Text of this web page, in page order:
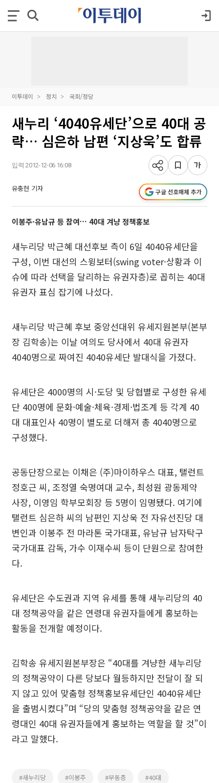
이투데이 정치 국회/정당
새누리 ‘4040유세단’으로 40대 공
략… 심은하 남편 ‘지상욱’도 합류
입력 2012-12-06 16:08
유충현 기자 구글 선호매체 추가
이봉주·유남규 등 참여… 40대 겨냥 정책홍보
새누리당 박근혜 대선후보 측이 6일 4040유세단을
구성, 이번 대선의 스윙보터(swing voter·상황과 이
슈에 따라 선택을 달리하는 유권자층)로 꼽히는 40대
유권자 표심 잡기에 나섰다.
새누리당 박근혜 후보 중앙선대위 유세지원본부(본부
장 김학송)는 이날 여의도 당사에서 40대 유권자
4040명으로 짜여진 4040유세단 발대식을 가졌다.
유세단은 4000명의 시·도당 및 당협별로 구성한 유세
단 400명에 문화·예술·체육·경제·법조계 등 각계 40
대 대표인사 40명이 별도로 더해져 총 4040명으로
구성했다.
공동단장으로는 이채은 (주)마이하우스 대표, 탤런트
정호근 씨, 조정열 숙명여대 교수, 최성원 광동제약
사장, 이영임 학부모회장 등 5명이 임명됐다. 여기에
탤런트 심은하 씨의 남편인 지상욱 전 자유선진당 대
변인과 이봉주 전 마라톤 국가대표, 유남규 남자탁구
국가대표 감독, 가수 이재수씨 등이 단원으로 참여한
다.
유세단은 수도권과 지역 유세를 통해 새누리당의 40
대 정책공약을 같은 연령대 유권자들에게 홍보하는
활동을 전개할 예정이다.
김학송 유세지원본부장은 “40대를 겨냥한 새누리당
의 정책공약이 다른 당보다 월등하지만 전달이 잘 되
지 않고 있어 맞춤형 정책홍보유세단인 4040유세단
을 출범시켰다”며 “당의 맞춤형 정책공약을 같은 연
령대인 40대 유권자들에게 홍보하는 역할을 할 것”이
라고 말했다.
#새누리당 #이봉주 #부동층 #40대